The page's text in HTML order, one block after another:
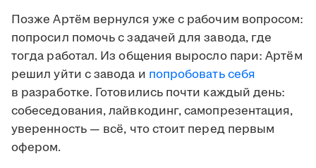
Позже Артём вернулся уже с рабочим вопросом:
попросил помочь с задачей для завода, где
тогда работал. Из общения выросло пари: Артём
решил уйти с завода и попробовать себя
в разработке. Готовились почти каждый день:
собеседования, лайвкодинг, самопрезентация,
уверенность — всё, что стоит перед первым
офером.